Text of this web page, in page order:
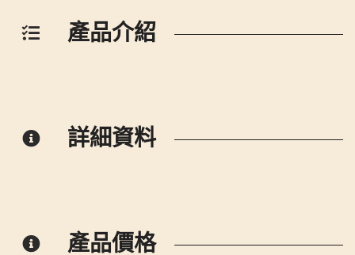
產品介紹
詳細資料
產品價格